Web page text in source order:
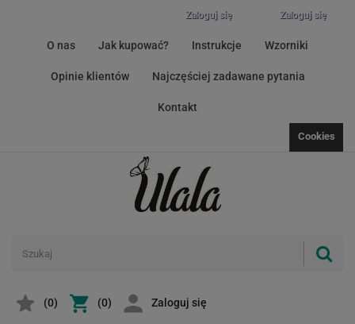
Zaloguj się
Zaloguj się
O nas Jak kupować? Instrukcje Wzorniki
Opinie klientów Najczęściej zadawane pytania
Kontakt
Cookies
(0) (0) Zaloguj się